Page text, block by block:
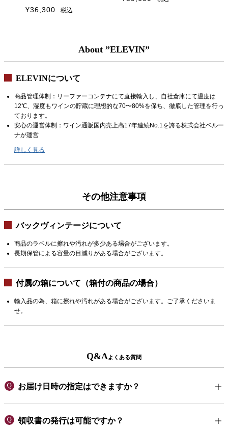
2018
¥36,300 税込
About ”ELEVIN”
ELEVINについて
商品管理体制：リーファーコンテナにて直接輸入し、自社倉庫にて温度は
12℃、湿度もワインの貯蔵に理想的な70〜80%を保ち、徹底した管理を行っ
ております。
安心の運営体制：ワイン通販国内売上高17年連続No.1を誇る株式会社ベルー
ナが運営
詳しく見る
その他注意事項
バックヴィンテージについて
商品のラベルに擦れや汚れが多少ある場合がございます。
長期保管による容量の目減りがある場合がございます。
付属の箱について（箱付の商品の場合）
輸入品の為、箱に擦れや汚れがある場合がございます。ご了承くださいま
せ。
Q&Aよくある質問
お届け日時の指定はできますか？
領収書の発行は可能ですか？